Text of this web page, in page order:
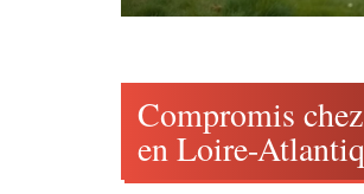
Compromis
en Loire-